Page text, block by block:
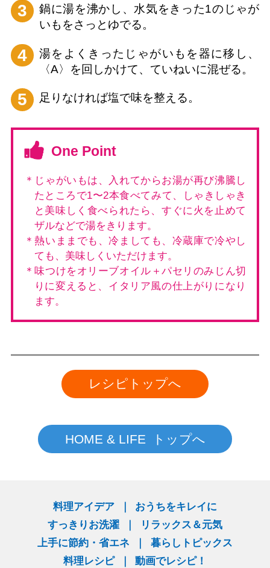
3
鍋に湯を沸かし、水気をきった1のじゃが
いもをさっとゆでる。
4
湯をよくきったじゃがいもを器に移し、
〈A〉を回しかけて、ていねいに混ぜる。
5 足りなければ塩で味を整える。
One Point
＊じゃがいもは、入れてからお湯が再び沸騰し
たところで1〜2本食べてみて、しゃきしゃき
と美味しく食べられたら、すぐに火を止めて
ザルなどで湯をきります。
＊熱いままでも、冷ましても、冷蔵庫で冷やし
ても、美味しくいただけます。
＊味つけをオリーブオイル＋パセリのみじん切
りに変えると、イタリア風の仕上がりになり
ます。
レシピトップへ
HOME & LIFE トップへ
料理アイデア
おうちをキレイに
すっきりお洗濯
リラックス＆元気
上手に節約・省エネ
暮らしトピックス
料理レシピ
動画でレシピ！